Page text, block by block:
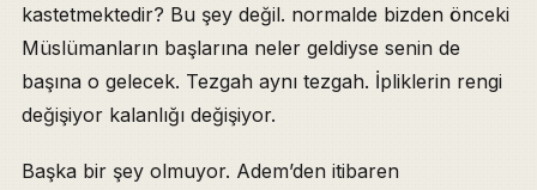
kastetmektedir? Bu şey değil. normalde bizden önceki
Müslümanların başlarına neler geldiyse senin de
başına o gelecek. Tezgah aynı tezgah. İpliklerin rengi
değişiyor kalanlığı değişiyor.
Başka bir şey olmuyor. Adem’den itibaren